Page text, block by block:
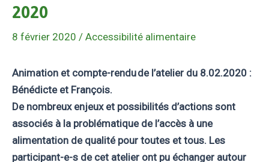
2020
8 février 2020 / Accessibilité alimentaire
Animation et compte-rendu de l’atelier du 8.02.2020 :
Bénédicte et François.
De nombreux enjeux et possibilités d’actions sont
associés à la problématique de l’accès à une
alimentation de qualité pour toutes et tous. Les
participant-e-s de cet atelier ont pu échanger autour